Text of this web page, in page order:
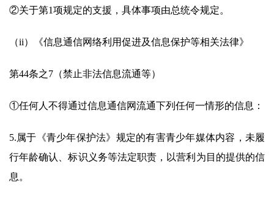
②关于第1项规定的支援，具体事项由总统令规定。
（ii）《信息通信网络利用促进及信息保护等相关法律》
第44条之7（禁止非法信息流通等）
①任何人不得通过信息通信网流通下列任何一情形的信息：
5.属于《青少年保护法》规定的有害青少年媒体内容，未履
行年龄确认、标识义务等法定职责，以营利为目的提供的信
息。